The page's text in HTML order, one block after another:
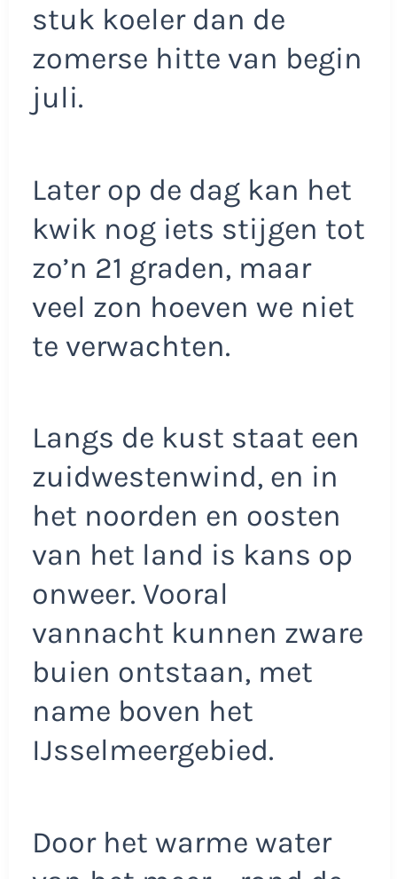
stuk koeler dan de
zomerse hitte van begin
juli.
Later op de dag kan het
kwik nog iets stijgen tot
zo’n 21 graden, maar
veel zon hoeven we niet
te verwachten.
Langs de kust staat een
zuidwestenwind, en in
het noorden en oosten
van het land is kans op
onweer. Vooral
vannacht kunnen zware
buien ontstaan, met
name boven het
IJsselmeergebied.
Door het warme water